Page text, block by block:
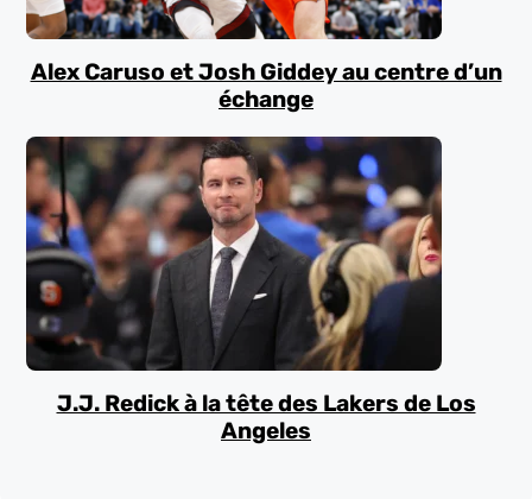
Alex Caruso et Josh Giddey au centre d’un
échange
J.J. Redick à la tête des Lakers de Los
Angeles